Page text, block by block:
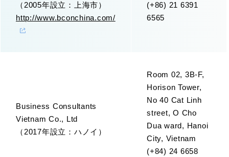
（2005年設立：上海市）
http://www.bconchina.com/
(+86) 21 6391
6565
Business Consultants
Vietnam Co., Ltd
（2017年設立：ハノイ）
Room 02, 3B-F,
Horison Tower,
No 40 Cat Linh
street, O Cho
Dua ward, Hanoi
City, Vietnam
(+84) 24 6658